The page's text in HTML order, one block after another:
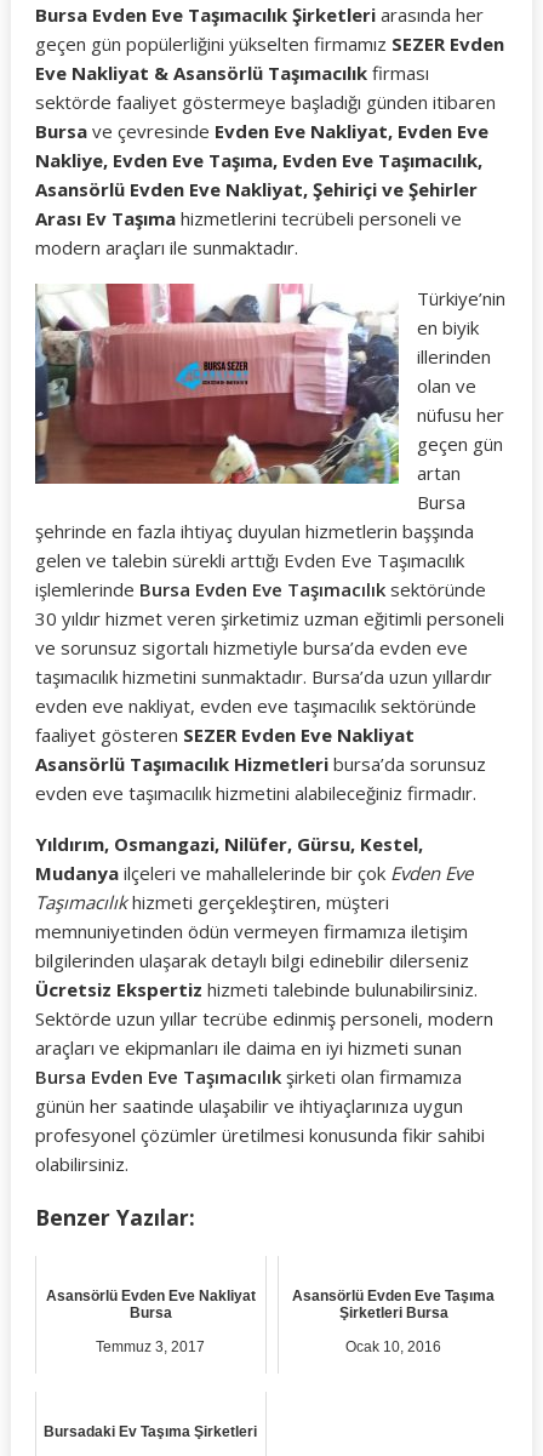
Bursa Evden Eve Taşımacılık Şirketleriarasında her
geçen gün popülerliğini yükselten firmamız SEZER Evden
Eve Nakliyat & Asansörlü Taşımacılıkfirması
sektörde faaliyet göstermeye başladığı günden itibaren
Bursave çevresinde Evden Eve Nakliyat, Evden Eve
Nakliye, Evden Eve Taşıma, Evden Eve Taşımacılık,
Asansörlü Evden Eve Nakliyat, Şehiriçi ve Şehirler
Arası Ev Taşımahizmetlerini tecrübeli personeli ve
modern araçları ile sunmaktadır.
Türkiye’nin
en biyik
illerinden
olan ve
nüfusu her
geçen gün
artan
Bursa
şehrinde en fazla ihtiyaç duyulan hizmetlerin başşında
gelen ve talebin sürekli arttığı Evden Eve Taşımacılık
işlemlerinde Bursa Evden Eve Taşımacılıksektöründe
30 yıldır hizmet veren şirketimiz uzman eğitimli personeli
ve sorunsuz sigortalı hizmetiyle bursa’da evden eve
taşımacılık hizmetini sunmaktadır. Bursa’da uzun yıllardır
evden eve nakliyat, evden eve taşımacılık sektöründe
faaliyet gösteren SEZER Evden Eve Nakliyat
Asansörlü Taşımacılık Hizmetleribursa’da sorunsuz
evden eve taşımacılık hizmetini alabileceğiniz firmadır.
Yıldırım, Osmangazi, Nilüfer, Gürsu, Kestel,
Mudanyailçeleri ve mahallelerinde bir çok Evden Eve
Taşımacılıkhizmeti gerçekleştiren, müşteri
memnuniyetinden ödün vermeyen firmamıza iletişim
bilgilerinden ulaşarak detaylı bilgi edinebilir dilerseniz
Ücretsiz Ekspertiz hizmeti talebinde bulunabilirsiniz.
Sektörde uzun yıllar tecrübe edinmiş personeli, modern
araçları ve ekipmanları ile daima en iyi hizmeti sunan
Bursa Evden Eve Taşımacılıkşirketi olan firmamıza
günün her saatinde ulaşabilir ve ihtiyaçlarınıza uygun
profesyonel çözümler üretilmesi konusunda fikir sahibi
olabilirsiniz.
Benzer Yazılar:
Asansörlü Evden Eve Nakliyat
Bursa
Temmuz 3, 2017
Asansörlü Evden Eve Taşıma
Şirketleri Bursa
Ocak 10, 2016
Bursadaki Ev Taşıma Şirketleri